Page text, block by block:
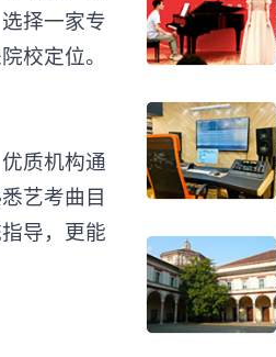
择一家专
校定位。
质机构通
艺考曲目
导，更能